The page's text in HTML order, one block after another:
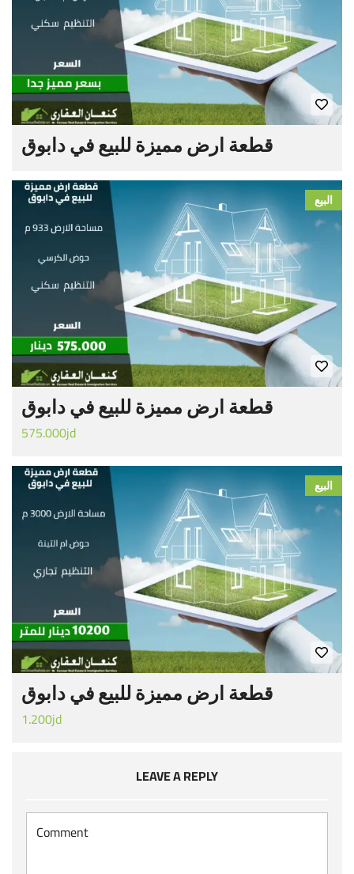
قطعة ارض مميزة للبيع في دابوق
البيع
قطعة ارض مميزة للبيع في دابوق
575.000jd
البيع
قطعة ارض مميزة للبيع في دابوق
1.200jd
LEAVE A REPLY